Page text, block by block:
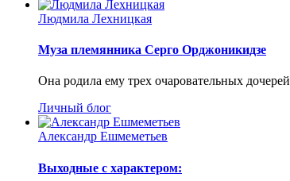
Людмила Лехницкая
Муза племянника Серго Орджоникидзе
Она родила ему трех очаровательных дочерей
Личный блог
Александр Ешмеметьев
Выходные с характером: